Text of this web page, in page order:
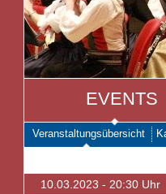
EVENTS
Veranstaltungsübersicht
10.03.2023 - 20:30 Uhr